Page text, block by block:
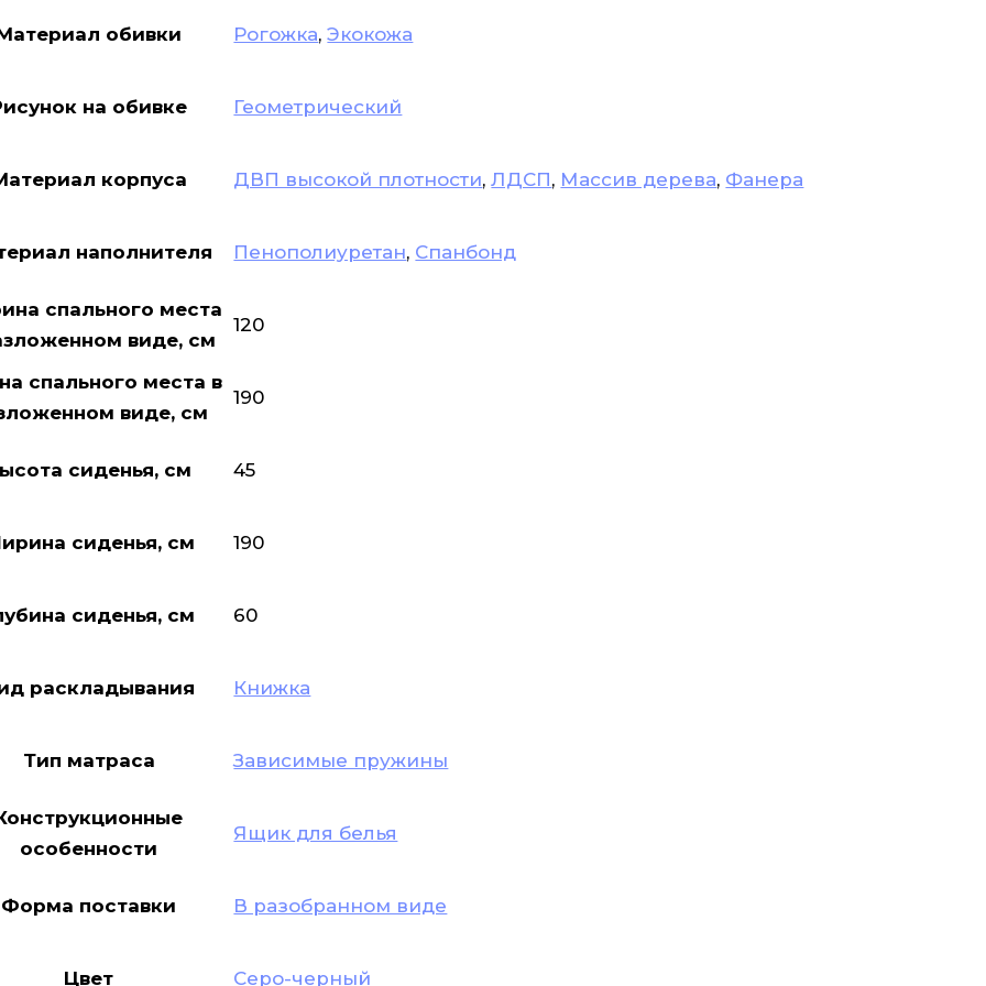
обивки Рогожка,Экокожа
на обивке Геометрический
корпуса ДВП высокой плотности,ЛДСП, Массив дерева, Фанера
наполнителя Пенополиуретан, Спанбонд
спального места
виде, см
120
спального места в
виде, см
190
сиденья, см 45
сиденья, см 190
сиденья, см 60
раскладывания Книжка
Тип матраса Зависимые пружины
особенности
Ящик для белья
Форма поставки В разобранном виде
Цвет Серо-черный